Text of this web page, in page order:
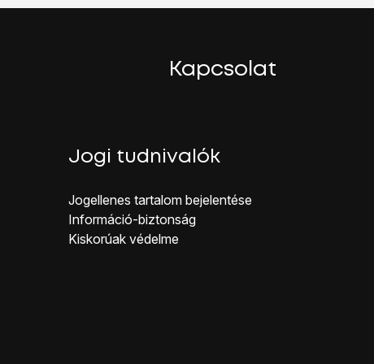
Kapcsolat
Jogi tudnivalók
Jogellenes ta rtalom bejelentése
Inf ormáció-biztonság
Kiskorúak véd elme